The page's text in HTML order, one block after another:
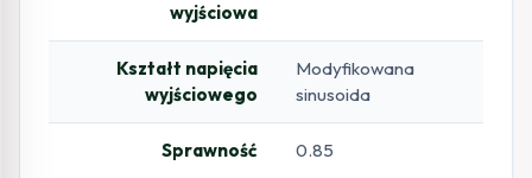
wyjściowa
Kształt napięcia
wyjściowego
Modyfikowana
sinusoida
Sprawność 0.85